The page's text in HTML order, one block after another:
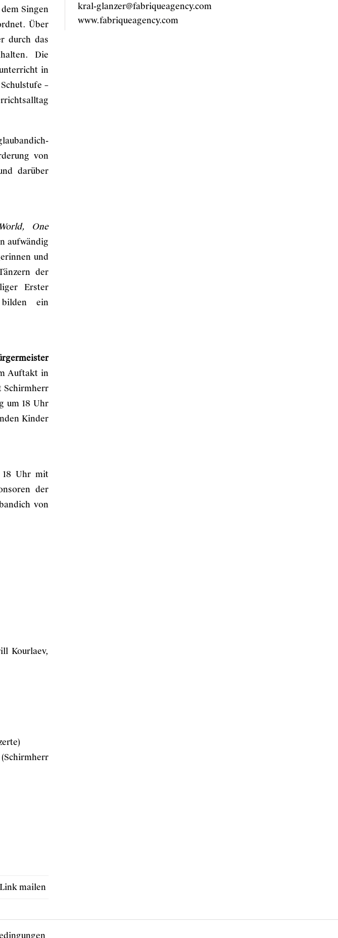
Singen
Über
durch das
Die
in
–
von
darüber
One
aufwändig
und
der
Erster
ein
Auftakt in
um 18 Uhr
Kinder
18 Uhr mit
der
von
Kourlaev,
Link mailen
kral-glanzer@fabriqueagency.com
www.fabriqueagency.com